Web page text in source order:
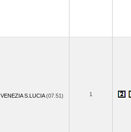
VENEZIA S.LUCIA(07.51) 1